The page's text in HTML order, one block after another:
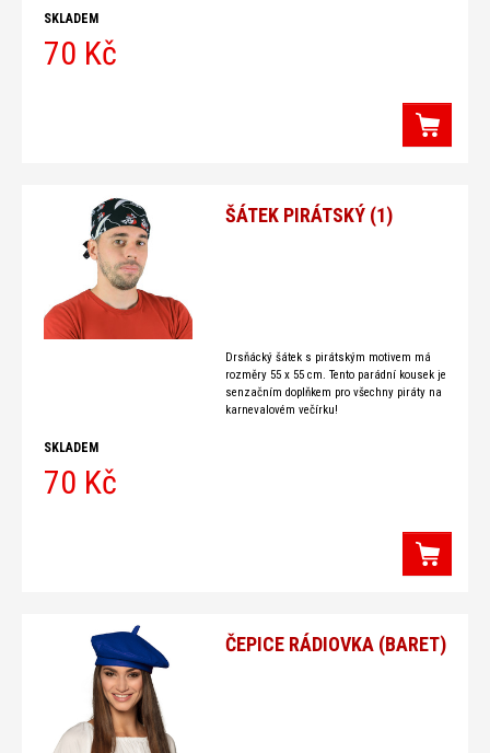
SKLADEM
70 Kč
ŠÁTEK PIRÁTSKÝ (1)
Drsňácký šátek s pirátským motivem má
rozměry 55 x 55 cm. Tento parádní kousek je
senzačním doplňkem pro všechny piráty na
karnevalovém večírku!
SKLADEM
70 Kč
ČEPICE RÁDIOVKA (BARET)